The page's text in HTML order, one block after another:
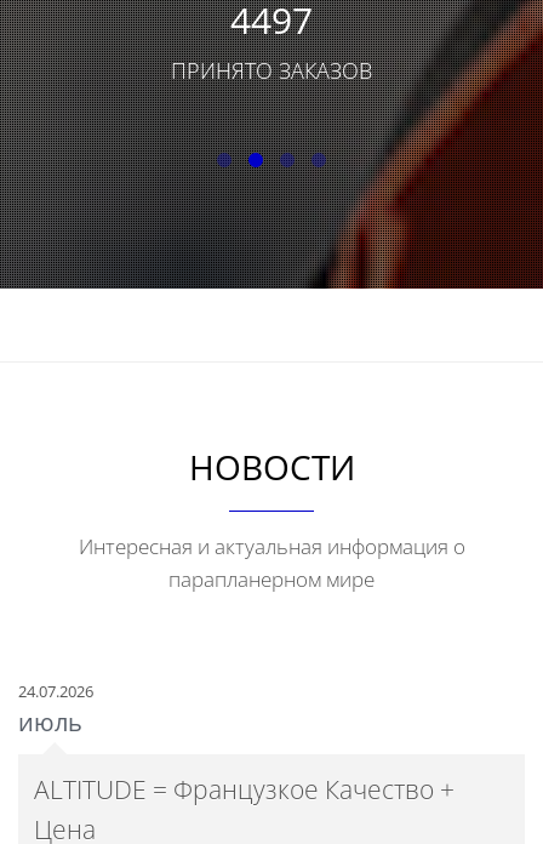
6016
ПРИНЯТО ЗАКАЗОВ
НОВОСТИ
Интересная и актуальная информация о
парапланерном мире
24.07.2026
июль
ALTITUDE = Французкое Качество +
Цена